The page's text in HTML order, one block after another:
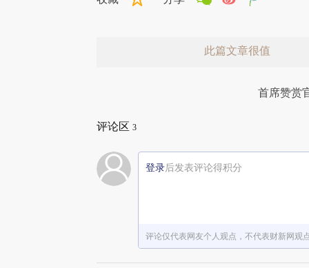
此篇文章很值
首席赞赏
评论区 3
登录后发表评论得积分
评论仅代表网友个人观点，不代表财新网观